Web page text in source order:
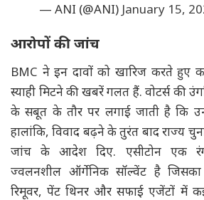
— ANI (@ANI) January 15,
आरोपों की जांच
BMC ने इन दावों को खारिज करते हुए
स्याही मिटने की खबरें गलत हैं. वोटर्स की
के सबूत के तौर पर लगाई जाती है कि
हालांकि, विवाद बढ़ने के तुरंत बाद राज्य
जांच के आदेश दिए. एसीटोन एक
ज्वलनशील ऑर्गेनिक सॉल्वेंट है
रिमूवर, पेंट थिनर और सफाई एजेंटों में